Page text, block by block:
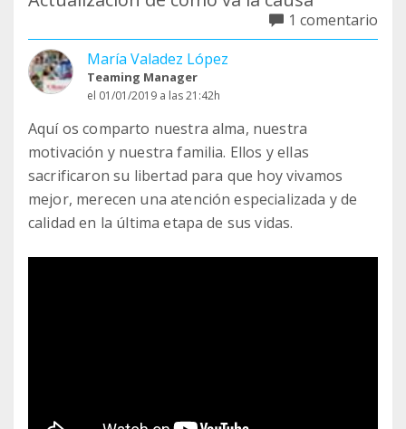
1 comentario
María Valadez López
Teaming Manager
el 01/01/2019 a las 21:42h
Aquí os comparto nuestra alma, nuestra
motivación y nuestra familia. Ellos y ellas
sacrificaron su libertad para que hoy vivamos
mejor, merecen una atención especializada y de
calidad en la última etapa de sus vidas.